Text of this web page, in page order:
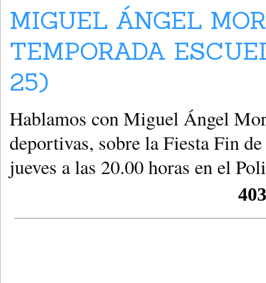
MIGUEL ÁNGEL
TEMPORADA
25)
Hablamos con Miguel Ángel
deportivas, sobre la Fiesta Fin
jueves a las 20.00 horas en el